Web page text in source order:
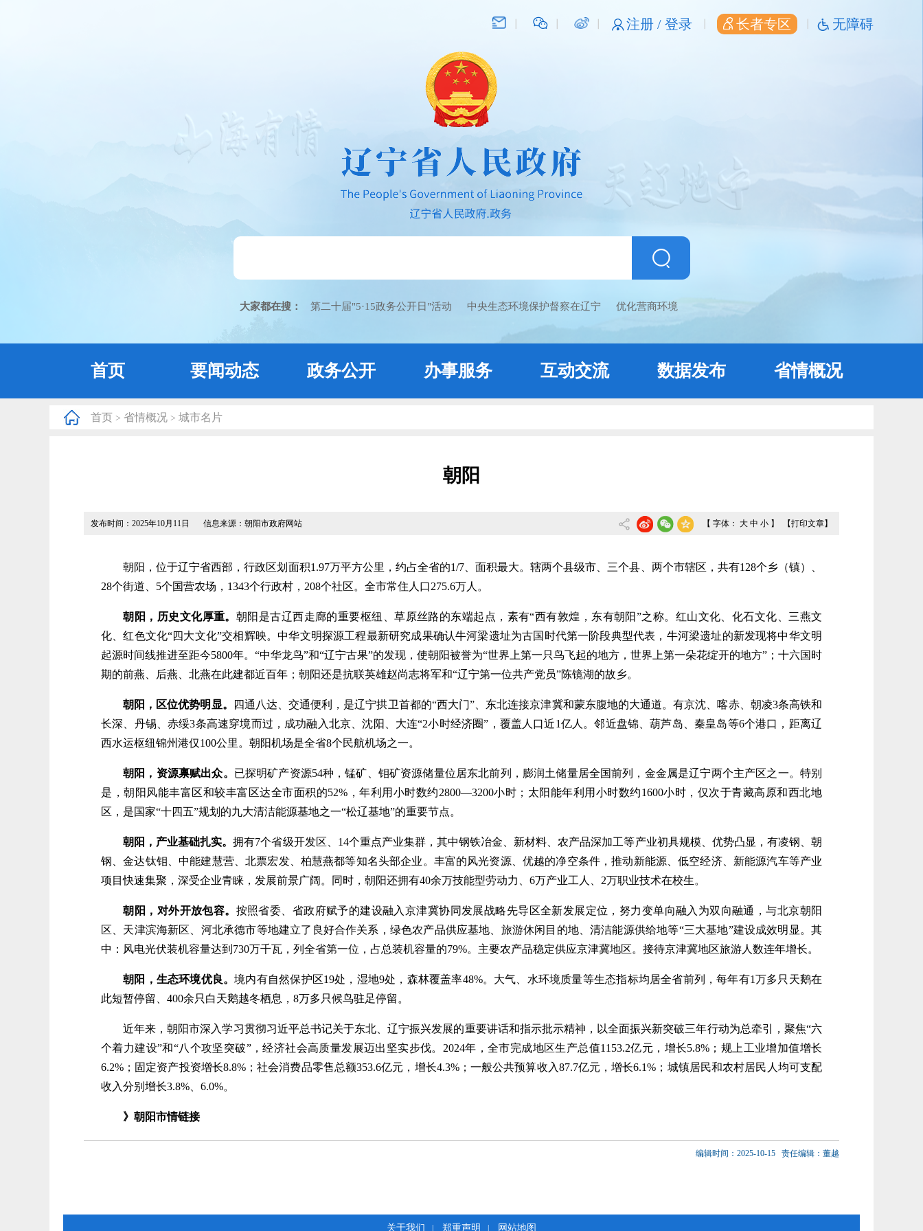
注册 / 登录 长者专区 无障碍
大家都在搜： 第二十届"5·15政务公开日"活动 中央生态环境保护督察在辽宁 优化营商环境
首页 要闻动态 政务公开 办事服务 互动交流 数据发布 省情概况
首页 > 省情概况 > 城市名片
朝阳
发布时间：2025年10月11日 信息来源：朝阳市政府网站 【 字体： 大 中 小 】 【打印文章】
朝阳，位于辽宁省西部，行政区划面积1.97万平方公里，约占全省的1/7、面积最大。辖两个县级市、三个县、两个市辖区，共有128个乡（镇）、
28个街道、5个国营农场，1343个行政村，208个社区。全市常住人口275.6万人。
朝阳，历史文化厚重。 朝阳是古辽西走廊的重要枢纽、草原丝路的东端起点，素有“西有敦煌，东有朝阳”之称。红山文化、化石文化、三燕文
化、红色文化“四大文化”交相辉映。中华文明探源工程最新研究成果确认牛河梁遗址为古国时代第一阶段典型代表，牛河梁遗址的新发现将中华文明
起源时间线推进至距今5800年。“中华龙鸟”和“辽宁古果”的发现，使朝阳被誉为“世界上第一只鸟飞起的地方，世界上第一朵花绽开的地方”；十六国时
期的前燕、后燕、北燕在此建都近百年；朝阳还是抗联英雄赵尚志将军和“辽宁第一位共产党员”陈镜湖的故乡。
朝阳，区位优势明显。
四通八达、交通便利，是辽宁拱卫首都的“西大门”、东北连接京津冀和蒙东腹地的大通道。有京沈、喀赤、朝凌3条高铁和
长深、丹锡、赤绥3条高速穿境而过，成功融入北京、沈阳、大连“2小时经济圈”，覆盖人口近1亿人。邻近盘锦、葫芦岛、秦皇岛等6个港口，距离辽
西水运枢纽锦州港仅100公里。朝阳机场是全省8个民航机场之一。
朝阳，资源禀赋出众。 已探明矿产资源54种，锰矿、钼矿资源储量位居东北前列，膨润土储量居全国前列，金金属是辽宁两个主产区之一。特别
是，朝阳风能丰富区和较丰富区达全市面积的52%，年利用小时数约2800—3200小时；太阳能年利用小时数约1600小时，仅次于青藏高原和西北地
区，是国家“十四五”规划的九大清洁能源基地之一“松辽基地”的重要节点。
朝阳，产业基础扎实。拥有7个省级开发区、14个重点产业集群，其中钢铁冶金、新材料、农产品深加工等产业初具规模、优势凸显，有凌钢、朝
钢、金达钛钼、中能建慧营、北票宏发、柏慧燕都等知名头部企业。丰富的风光资源、优越的净空条件，推动新能源、低空经济、新能源汽车等产业
项目快速集聚，深受企业青睐，发展前景广阔。同时，朝阳还拥有40余万技能型劳动力、6万产业工人、2万职业技术在校生。
朝阳，对外开放包容。 按照省委、省政府赋予的建设融入京津冀协同发展战略先导区全新发展定位，努力变单向融入为双向融通，与北京朝阳
区、天津滨海新区、河北承德市等地建立了良好合作关系，绿色农产品供应基地、旅游休闲目的地、清洁能源供给地等“三大基地”建设成效明显。其
中：风电光伏装机容量达到730万千瓦，列全省第一位，占总装机容量的79%。主要农产品稳定供应京津冀地区。接待京津冀地区旅游人数连年增长。
朝阳，生态环境优良。境内有自然保护区19处，湿地9处，森林覆盖率48%。大气、水环境质量等生态指标均居全省前列，每年有1万多只天鹅在
此短暂停留、400余只白天鹅越冬栖息，8万多只候鸟驻足停留。
近年来，朝阳市深入学习贯彻习近平总书记关于东北、辽宁振兴发展的重要讲话和指示批示精神，以全面振兴新突破三年行动为总牵引，聚焦“六
个着力建设”和“八个攻坚突破”，经济社会高质量发展迈出坚实步伐。2024年，全市完成地区生产总值1153.2亿元，增长5.8%；规上工业增加值增长
6.2%；固定资产投资增长8.8%；社会消费品零售总额353.6亿元，增长4.3%；一般公共预算收入87.7亿元，增长6.1%；城镇居民和农村居民人均可支配
收入分别增长3.8%、6.0%。
》 朝 阳市情链接
编辑时间：2025-10-15 责任编辑：董越
关于我们 郑重声明 网站地图